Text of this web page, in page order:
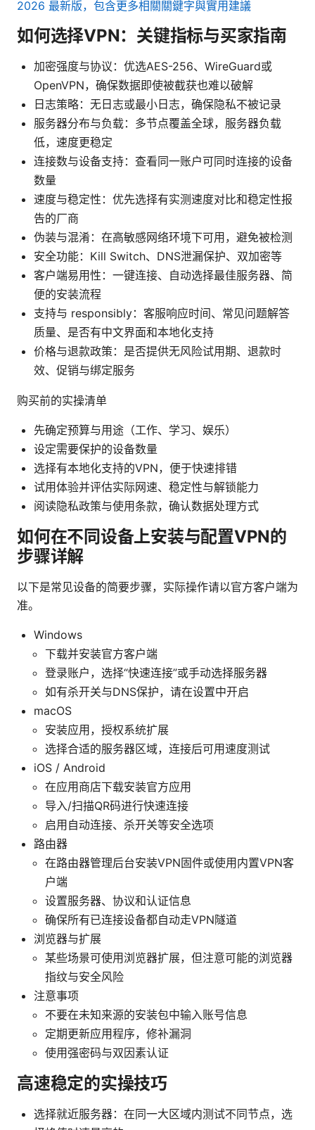
2026 最新版，包含更多相關關鍵字與實用建議
如何选择VPN：关键指标与买家指南
加密强度与协议：优选AES-256、WireGuard或
OpenVPN，确保数据即使被截获也难以破解
日志策略：无日志或最小日志，确保隐私不被记录
服务器分布与负载：多节点覆盖全球，服务器负载
低，速度更稳定
连接数与设备支持：查看同一账户可同时连接的设备
数量
速度与稳定性：优先选择有实测速度对比和稳定性报
告的厂商
伪装与混淆：在高敏感网络环境下可用，避免被检测
安全功能：Kill Switch、DNS泄漏保护、双加密等
客户端易用性：一键连接、自动选择最佳服务器、简
便的安装流程
支持与 responsibly：客服响应时间、常见问题解答
质量、是否有中文界面和本地化支持
价格与退款政策：是否提供无风险试用期、退款时
效、促销与绑定服务
购买前的实操清单
先确定预算与用途（工作、学习、娱乐）
设定需要保护的设备数量
选择有本地化支持的VPN，便于快速排错
试用体验并评估实际网速、稳定性与解锁能力
阅读隐私政策与使用条款，确认数据处理方式
如何在不同设备上安装与配置VPN的
步骤详解
以下是常见设备的简要步骤，实际操作请以官方客户端为
准。
Windows
下载并安装官方客户端
登录账户，选择“快速连接”或手动选择服务器
如有杀开关与DNS保护，请在设置中开启
macOS
安装应用，授权系统扩展
选择合适的服务器区域，连接后可用速度测试
iOS / Android
在应用商店下载安装官方应用
导入/扫描QR码进行快速连接
启用自动连接、杀开关等安全选项
路由器
在路由器管理后台安装VPN固件或使用内置VPN客
户端
设置服务器、协议和认证信息
确保所有已连接设备都自动走VPN隧道
浏览器与扩展
某些场景可使用浏览器扩展，但注意可能的浏览器
指纹与安全风险
注意事项
不要在未知来源的安装包中输入账号信息
定期更新应用程序，修补漏洞
使用强密码与双因素认证
高速稳定的实操技巧
选择就近服务器：在同一大区域内测试不同节点，选